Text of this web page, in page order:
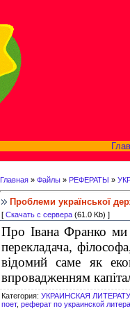
Главная » Файлы » РЕФЕРАТЫ »
Проблеми української
[ Скачать с сервера (61.0 Kb) ]
Про Івана Франко ми
перекладача,
відомий саме як
впровадженням
Категория: УКРАИНСКАЯ
поет, реферат по украинской